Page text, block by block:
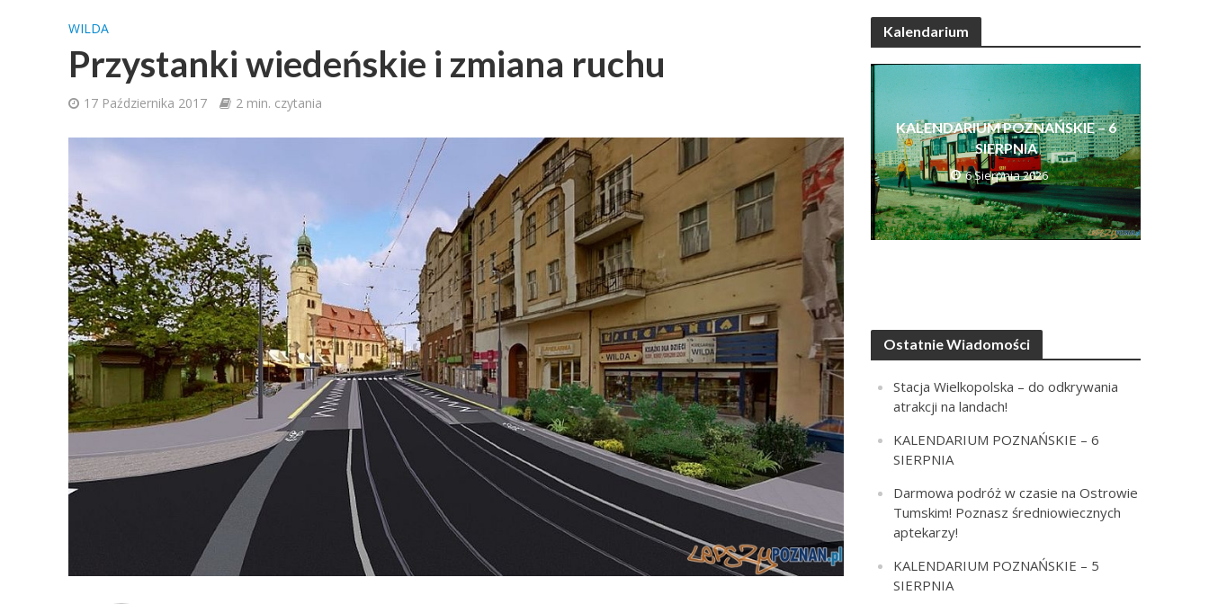
WILDA
Przystanki wiedeńskie i zmiana ruchu
17 Października 2017 2 min. czytania
Kalendarium
KALENDARIUM POZNAŃSKIE – 6
SIERPNIA
6 Sierpnia 2026
Ostatnie Wiadomości
Stacja Wielkopolska – do odkrywania
atrakcji na landach!
KALENDARIUM POZNAŃSKIE – 6
SIERPNIA
Darmowa podróż w czasie na Ostrowie
Tumskim! Poznasz średniowiecznych
aptekarzy!
KALENDARIUM POZNAŃSKIE – 5
SIERPNIA